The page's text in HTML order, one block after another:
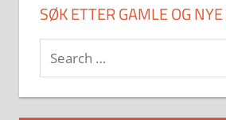
SØK ETTER GAMLE OG
Search
for: